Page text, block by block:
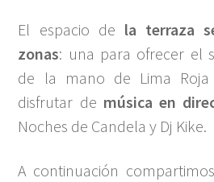
El espacio de la terraza
zonas: una para ofrecer el
de la mano de Lima
disfrutar de música en
Noches de Candela y Dj Kike.
A continuación